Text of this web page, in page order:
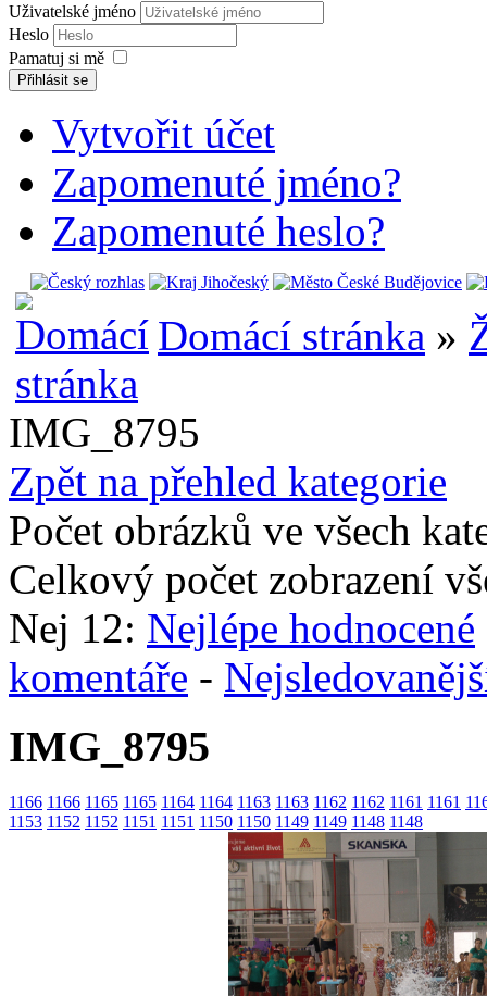
Uživatelské jméno
Heslo
Pamatuj si mě
Přihlásit se
Vytvořit účet
Zapomenuté jméno?
Zapomenuté heslo?
Domácí stránka »
IMG_8795
Zpět na přehled kategorie
Počet obrázků ve všech
Celkový počet zobrazení
Nej 12: Nejlépe hodnocené
komentáře -
IMG_8795
1166 1166 1165 1165 1164 1164 1163 1163 1162 1162 1161 1161
1153 1152 1152 1151 1151 1150 1150 1149 1149 1148 1148